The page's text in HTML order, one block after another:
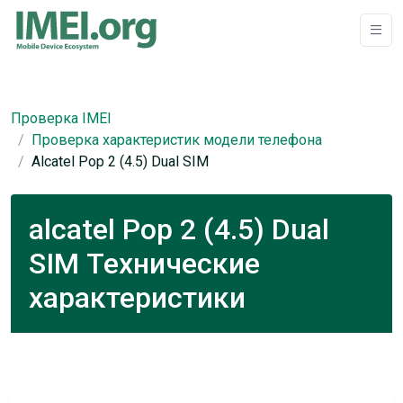
Проверка IMEI
Проверка характеристик модели телефона
Alcatel Pop 2 (4.5) Dual SIM
alcatel Pop 2 (4.5) Dual
SIM Технические
характеристики